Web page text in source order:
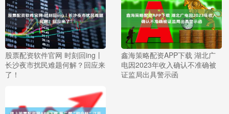
股票配资软件官网 时刻回ing丨
长沙夜市扰民难题何解？回应来
了！
鑫海策略配资APP下载 湖北广
电因2023年收入确认不准确被
证监局出具警示函